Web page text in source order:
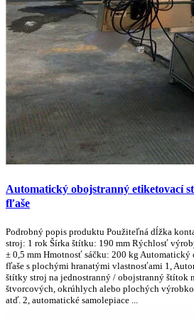
Automatický obojstranný etiketovací
fľaše
Podrobný popis produktu Použiteľná dĺžka
stroj: 1 rok Šírka štítku: 190 mm Rýchlosť
± 0,5 mm Hmotnosť sáčku: 200 kg
fľaše s plochými hranatými vlastnosťami 1,
štítky stroj na jednostranný / obojstranný štítok
štvorcových, okrúhlych alebo plochých
atď. 2, automatické samolepiace ...